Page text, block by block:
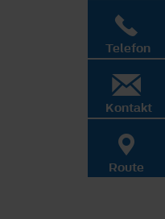
Telefon
Kontakt
Route